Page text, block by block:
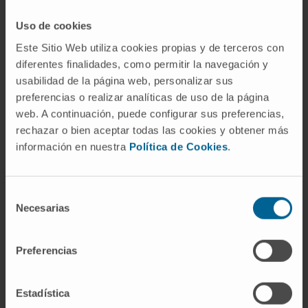
Uso de cookies
Este Sitio Web utiliza cookies propias y de terceros con
diferentes finalidades, como permitir la navegación y
usabilidad de la página web, personalizar sus
preferencias o realizar analíticas de uso de la página
web. A continuación, puede configurar sus preferencias,
rechazar o bien aceptar todas las cookies y obtener más
información en nuestra Política de Cookies.
Necesarias
Preferencias
Estadística
proyección tridimensional sobre un plano,
pero de naturaleza distinta: distintas
estructuras a distintas profundidades quedan
solapadas en la misma región de la imagen. La
magnificación afecta al tamaño; la
superposición afecta a la individualización.
Puede consultarse la entradaefecto de
ampliación sino de desenfoque de los bordes
foco. Con magnificación creciente, la
Ley del inverso del cuadrado de la